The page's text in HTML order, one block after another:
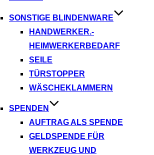
SONSTIGE BLINDENWARE
HANDWERKER.-
HEIMWERKERBEDARF
SEILE
TÜRSTOPPER
WÄSCHEKLAMMERN
SPENDEN
AUFTRAG ALS SPENDE
GELDSPENDE FÜR
WERKZEUG UND